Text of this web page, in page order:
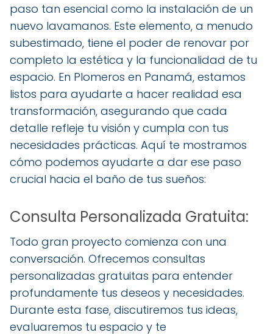
paso tan esencial como la instalación de un
nuevo lavamanos. Este elemento, a menudo
subestimado, tiene el poder de renovar por
completo la estética y la funcionalidad de tu
espacio. En Plomeros en Panamá, estamos
listos para ayudarte a hacer realidad esa
transformación, asegurando que cada
detalle refleje tu visión y cumpla con tus
necesidades prácticas. Aquí te mostramos
cómo podemos ayudarte a dar ese paso
crucial hacia el baño de tus sueños:
Consulta Personalizada Gratuita:
Todo gran proyecto comienza con una
conversación. Ofrecemos consultas
personalizadas gratuitas para entender
profundamente tus deseos y necesidades.
Durante esta fase, discutiremos tus ideas,
evaluaremos tu espacio y te